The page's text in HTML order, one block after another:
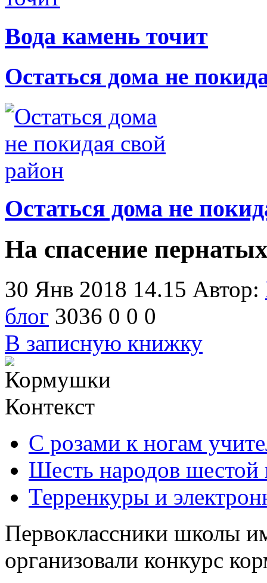
Вода камень точит
Остаться дома не
Остаться дома не
На спасение
30 Янв 2018 14.15 Автор:
блог 3036 0 0 0
В записную книжку
Контекст
С розами к ногам
Шесть народов
Терренкуры и
Первоклассники школы
организовали конкурс